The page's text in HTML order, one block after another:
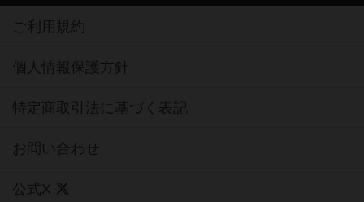
ご利用規約
個人情報保護方針
特定商取引法に基づく表記
お問い合わせ
公式X